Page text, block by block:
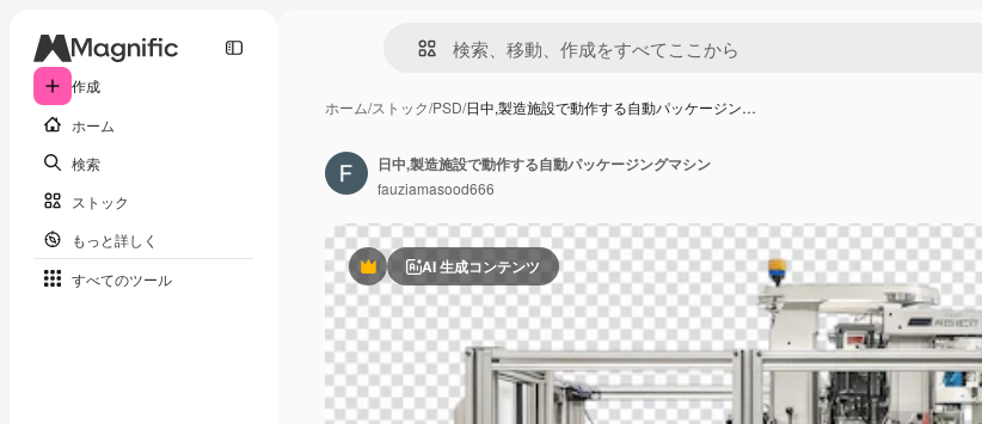
作成
ホーム
検索
ストック
もっと詳しく
すべてのツール
ホーム/ストック/PSD/日中,製造施設で動作する自動パッケージン…
PremiumAI 生成コンテンツ
日中,製造施設で動作する自動パッケージングマシン
fauziamasood666